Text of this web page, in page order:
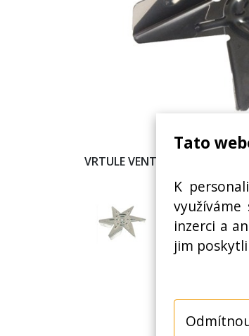
Tato
K
inzerci a
jim
VRTULE VENTILÁTORU